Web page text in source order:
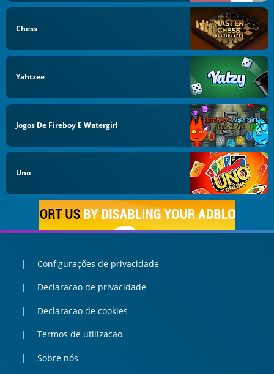
Chess
Yahtzee
Jogos De Fireboy E Watergirl
Uno
Configurações de privacidade
Declaracao de privacidade
Declaracao de cookies
Termos de utilizacao
Sobre nós